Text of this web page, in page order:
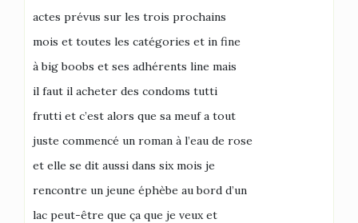
actes prévus sur les trois prochains
mois et toutes les catégories et in fine
à big boobs et ses adhérents line mais
il faut il acheter des condoms tutti
frutti et c’est alors que sa meuf a tout
juste commencé un roman à l’eau de rose
et elle se dit aussi dans six mois je
rencontre un jeune éphèbe au bord d’un
lac peut-être que ça que je veux et